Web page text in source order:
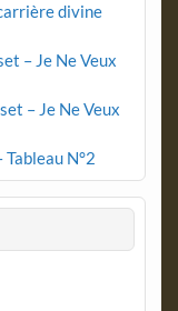
divine
– Je Ne Veux
– Je Ne Veux
N°2